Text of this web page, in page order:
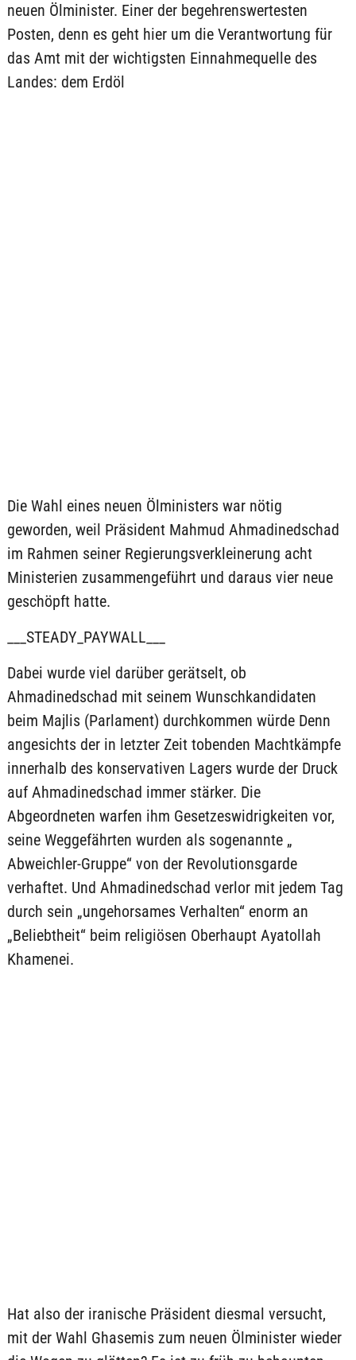
neuen Ölminister. Einer der begehrenswertesten
Posten, denn es geht hier um die Verantwortung für
das Amt mit der wichtigsten Einnahmequelle des
Landes: dem Erdöl
Die Wahl eines neuen Ölministers war nötig
geworden, weil Präsident Mahmud Ahmadinedschad
im Rahmen seiner Regierungsverkleinerung acht
Ministerien zusammengeführt und daraus vier neue
geschöpft hatte.
___STEADY_PAYWALL___
Dabei wurde viel darüber gerätselt, ob
Ahmadinedschad mit seinem Wunschkandidaten
beim Majlis (Parlament) durchkommen würde Denn
angesichts der in letzter Zeit tobenden Machtkämpfe
innerhalb des konservativen Lagers wurde der Druck
auf Ahmadinedschad immer stärker. Die
Abgeordneten warfen ihm Gesetzeswidrigkeiten vor,
seine Weggefährten wurden als sogenannte „
Abweichler-Gruppe“ von der Revolutionsgarde
verhaftet. Und Ahmadinedschad verlor mit jedem Tag
durch sein „ungehorsames Verhalten“ enorm an
„Beliebtheit“ beim religiösen Oberhaupt Ayatollah
Khamenei.
Hat also der iranische Präsident diesmal versucht,
mit der Wahl Ghasemis zum neuen Ölminister wieder